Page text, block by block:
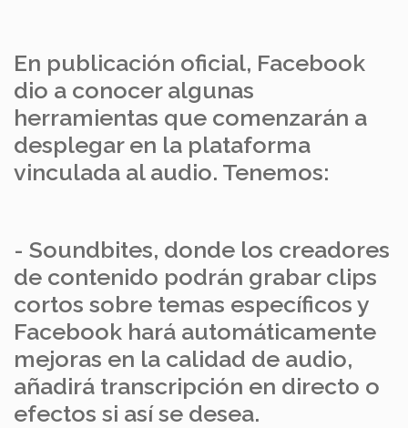
En publicación oficial, Facebook
dio a conocer algunas
herramientas que comenzarán a
desplegar en la plataforma
vinculada al audio. Tenemos:
- Soundbites, donde los creadores
de contenido podrán grabar clips
cortos sobre temas específicos y
Facebook hará automáticamente
mejoras en la calidad de audio,
añadirá transcripción en directo o
efectos si así se desea.